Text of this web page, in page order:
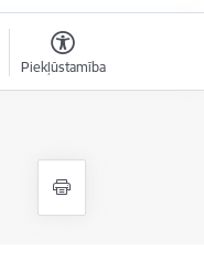
Piekļūstamība